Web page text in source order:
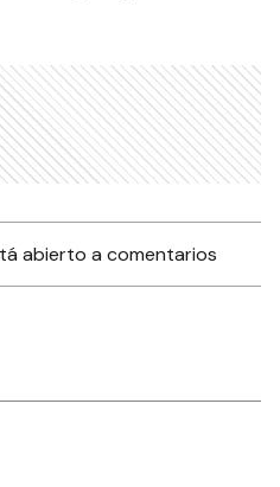
abierto a comentarios